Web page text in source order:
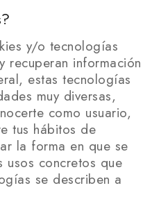
y/o tecnologías
recuperan información
estas tecnologías
muy diversas,
como usuario,
tus hábitos de
la forma en que se
usos concretos que
se describen a